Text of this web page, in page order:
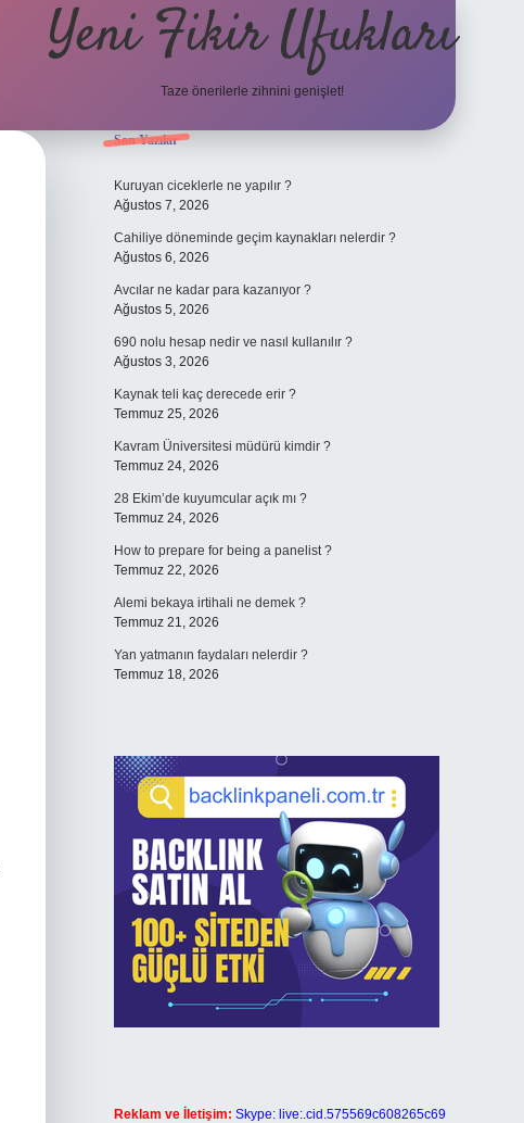
Yeni Fikir Ufukları
Taze önerilerle zihnini genişlet!
Sidebar
Son Yazılar
Kuruyan ciceklerle ne yapılır ?
Ağustos 7, 2026
Cahiliye döneminde geçim kaynakları nelerdir ?
Ağustos 6, 2026
Avcılar ne kadar para kazanıyor ?
Ağustos 5, 2026
690 nolu hesap nedir ve nasıl kullanılır ?
Ağustos 3, 2026
Kaynak teli kaç derecede erir ?
Temmuz 25, 2026
Kavram Üniversitesi müdürü kimdir ?
Temmuz 24, 2026
28 Ekim’de kuyumcular açık mı ?
Temmuz 24, 2026
How to prepare for being a panelist ?
Temmuz 22, 2026
Alemi bekaya irtihali ne demek ?
Temmuz 21, 2026
Yan yatmanın faydaları nelerdir ?
Temmuz 18, 2026
Reklam ve İletişim: Skype: live:.cid.575569c608265c69